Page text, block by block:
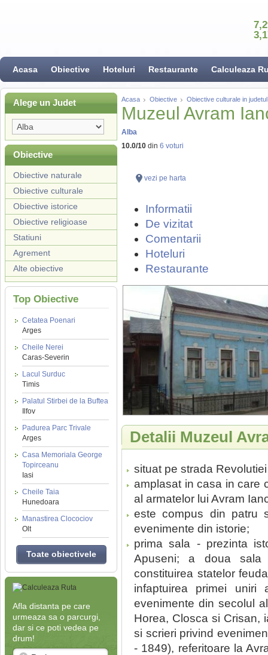
Acasa Obiective Hoteluri Restaurante Calculeaza
Alege un Judet
Obiective
Obiective naturale
Obiective culturale
Obiective istorice
Obiective religioase
Statiuni
Agrement
Alte obiective
Top Obiective
Cetatea Poenari
Arges
Cheile Nerei
Caras-Severin
Lacul Surduc
Timis
Palatul Stirbei de la Buftea
Ilfov
Padurea Parc Trivale
Arges
Casa Memoriala George
Topirceanu
Iasi
Cheile Taia
Hunedoara
Manastirea Clocociov
Olt
Toate obiectivele
Afla distanta pe care
urmeaza sa o parcurgi,
dar si ce poti vedea pe
drum!
Acasa Obiective Obiective culturale in judetul
Muzeul Avram
Alba
10.0/10 din 6 voturi
vezi pe harta
Informatii
De vizitat
Comentarii
Hoteluri
Restaurante
Detalii Muzeul
situat pe strada
amplasat in casa in care
al armatelor lui Avram
este compus din patru
evenimente din istorie;
prima sala - prezinta
Apuseni; a doua sala
constituirea statelor
infaptuirea primei
evenimente din secolul
Horea, Closca si Crisan,
si scrieri privind
- 1849), referitoare la